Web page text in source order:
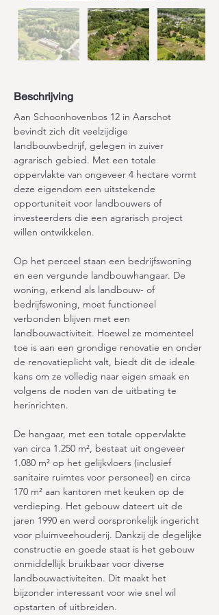
Beschrijving
Aan Schoonhovenbos 12 in Aarschot
bevindt zich dit veelzijdige
landbouwbedrijf, gelegen in zuiver
agrarisch gebied. Met een totale
oppervlakte van ongeveer 4 hectare vormt
deze eigendom een uitstekende
opportuniteit voor landbouwers of
investeerders die een agrarisch project
willen ontwikkelen.
Op het perceel staan een bedrijfswoning
en een vergunde landbouwhangaar. De
woning, erkend als landbouw- of
bedrijfswoning, moet functioneel
verbonden blijven met een
landbouwactiviteit. Hoewel ze momenteel
toe is aan een grondige renovatie en onder
de renovatieplicht valt, biedt dit de ideale
kans om ze volledig naar eigen smaak en
volgens de noden van de uitbating te
herinrichten.
De hangaar, met een totale oppervlakte
van circa 1.250 m², bestaat uit ongeveer
1.080 m² op het gelijkvloers (inclusief
sanitaire ruimtes voor personeel) en circa
170 m² aan kantoren met keuken op de
verdieping. Het gebouw dateert uit de
jaren 1990 en werd oorspronkelijk ingericht
voor pluimveehouderij. Dankzij de degelijke
constructie en goede staat is het gebouw
onmiddellijk bruikbaar voor diverse
landbouwactiviteiten. Dit maakt het
bijzonder interessant voor wie snel wil
opstarten of uitbreiden.